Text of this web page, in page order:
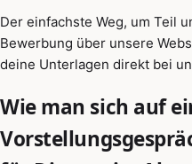
Der einfachste Weg, um Teil
Bewerbung über unsere
deine Unterlagen direkt bei
Wie man sich auf